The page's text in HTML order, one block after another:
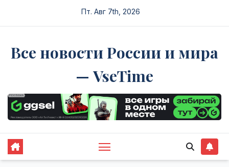
Пт. Авг 7th, 2026
Все новости России и мира
— VseTime